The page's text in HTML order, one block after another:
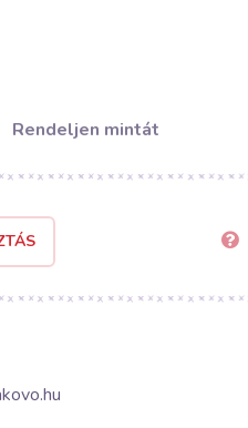
Rendeljen mintát